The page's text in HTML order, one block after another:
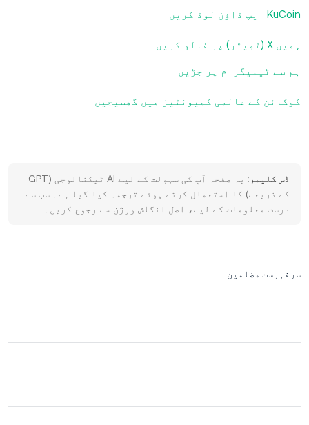
KuCoin ایپ ڈاؤن لوڈ کریں
ہمیں X (ٹویٹر) پر فالو کریں
ہم سے ٹیلیگرام پر جڑیں
کوکائن کے عالمی کمیونٹیز میں گھسیجیں
ڈس کلیمر:
یہ صفحہ آپ کی سہولت کے لیے AI ٹیکنالوجی (GPT
کے ذریعے) کا استعمال کرتے ہوئے ترجمہ کیا گیا ہے۔ سب سے
درست معلومات کے لیے، اصل انگلش ورژن سے رجوع کریں۔
سرفہرست مضامین